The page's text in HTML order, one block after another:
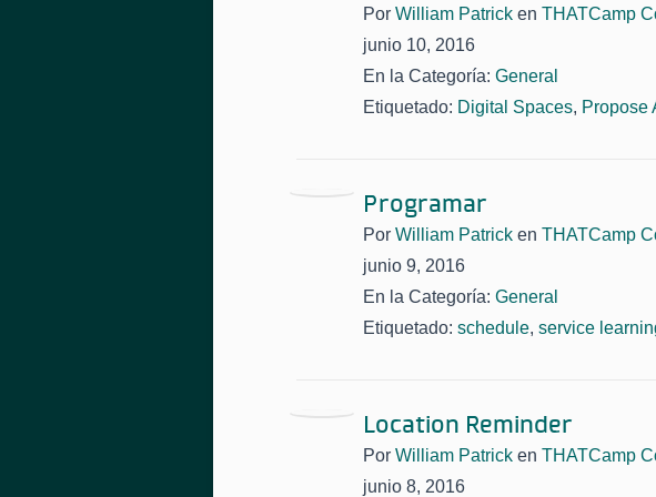
Por William Patrick en THATCamp
junio 10, 2016
En la Categoría: General
Etiquetado: Digital Spaces, Propose
Programar
Por William Patrick en THATCamp
junio 9, 2016
En la Categoría: General
Etiquetado: schedule, service
Location Reminder
Por William Patrick en THATCamp
junio 8, 2016